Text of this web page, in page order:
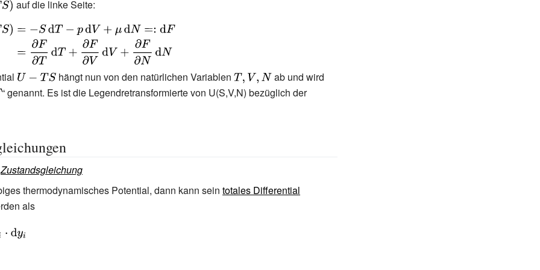
V+\mu
{d}
auf die linke Seite:
TS)&=-
p\,\mathrm
{d}
F\\&={\frac
T+{\frac
V+{\frac
{\displaystyle
U-TS}
hängt nun von den natürlichen Variablen{\displaystyle
T,V,N}
ab und wird
“ genannt. Es ist die Legendretransformierte von U(S,V,N) bezüglich der
Zustandsgleichung
thermodynamisches Potential, dann kann seintotales Differential
als